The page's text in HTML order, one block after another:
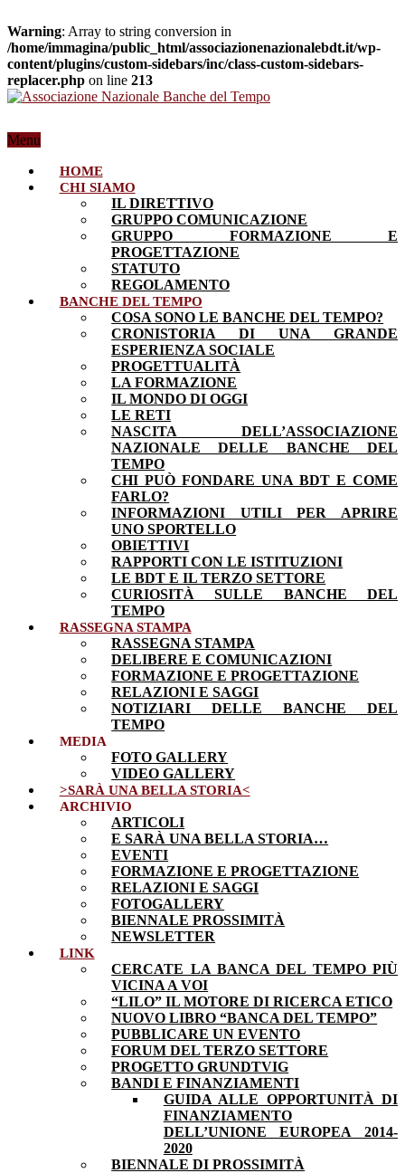
Warning: Array to string conversion in
/home/immagina/public_html/associazionenazionalebdt.it/wp-
content/plugins/custom-sidebars/inc/class-custom-sidebars-
replacer.php on line 213
Menu
HOME
CHI SIAMO
IL DIRETTIVO
GRUPPO COMUNICAZIONE
GRUPPO FORMAZIONE E
PROGETTAZIONE
STATUTO
REGOLAMENTO
BANCHE DEL TEMPO
COSA SONO LE BANCHE DEL TEMPO?
CRONISTORIA DI UNA GRANDE
ESPERIENZA SOCIALE
PROGETTUALITÀ
LA FORMAZIONE
IL MONDO DI OGGI
LE RETI
NASCITA DELL’ASSOCIAZIONE
NAZIONALE DELLE BANCHE DEL
TEMPO
CHI PUÒ FONDARE UNA BDT E COME
FARLO?
INFORMAZIONI UTILI PER APRIRE
UNO SPORTELLO
OBIETTIVI
RAPPORTI CON LE ISTITUZIONI
LE BDT E IL TERZO SETTORE
CURIOSITÀ SULLE BANCHE DEL
TEMPO
RASSEGNA STAMPA
RASSEGNA STAMPA
DELIBERE E COMUNICAZIONI
FORMAZIONE E PROGETTAZIONE
RELAZIONI E SAGGI
NOTIZIARI DELLE BANCHE DEL
TEMPO
MEDIA
FOTO GALLERY
VIDEO GALLERY
>SARÀ UNA BELLA STORIA<
ARCHIVIO
ARTICOLI
E SARÀ UNA BELLA STORIA…
EVENTI
FORMAZIONE E PROGETTAZIONE
RELAZIONI E SAGGI
FOTOGALLERY
BIENNALE PROSSIMITÀ
NEWSLETTER
LINK
CERCATE LA BANCA DEL TEMPO PIÙ
VICINA A VOI
“LILO” IL MOTORE DI RICERCA ETICO
NUOVO LIBRO “BANCA DEL TEMPO”
PUBBLICARE UN EVENTO
FORUM DEL TERZO SETTORE
PROGETTO GRUNDTVIG
BANDI E FINANZIAMENTI
GUIDA ALLE OPPORTUNITÀ DI
FINANZIAMENTO
DELL’UNIONE EUROPEA 2014-
2020
BIENNALE DI PROSSIMITÀ